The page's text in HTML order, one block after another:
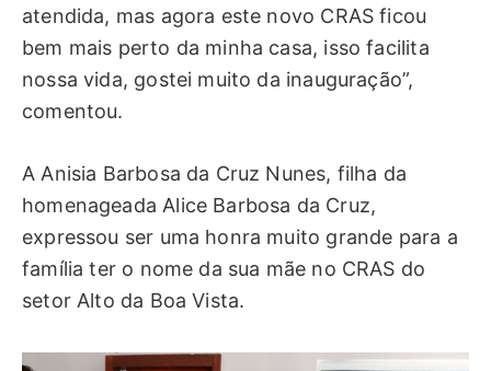
atendida, mas agora este novo CRAS ficou
bem mais perto da minha casa, isso facilita
nossa vida, gostei muito da inauguração”,
comentou.
A Anisia Barbosa da Cruz Nunes, filha da
homenageada Alice Barbosa da Cruz,
expressou ser uma honra muito grande para a
família ter o nome da sua mãe no CRAS do
setor Alto da Boa Vista.